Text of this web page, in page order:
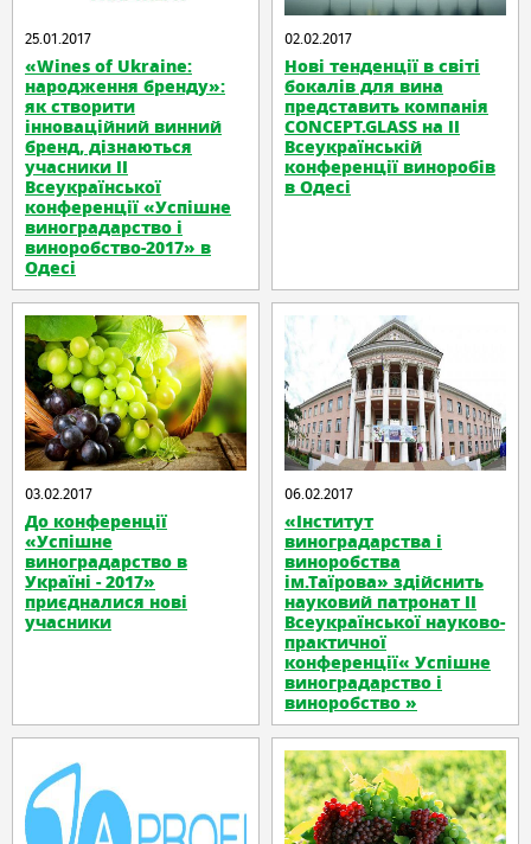
25.01.2017
«Wines of Ukraine:
народження бренду»:
як створити
інноваційний винний
бренд, дізнаються
учасники II
Всеукраїнської
конференції «Успішне
виноградарство і
виноробство-2017» в
Одесі
02.02.2017
Нові тенденції в світі
бокалів для вина
представить компанія
CONCEPT.GLASS на ІІ
Всеукраїнській
конференції виноробів
в Одесі
03.02.2017
До конференції
«Успішне
виноградарство в
Україні - 2017»
приєдналися нові
учасники
06.02.2017
«Інститут
виноградарства і
виноробства
ім.Таїрова» здійснить
науковий патронат ІІ
Всеукраїнської науково-
практичної
конференції« Успішне
виноградарство і
виноробство »